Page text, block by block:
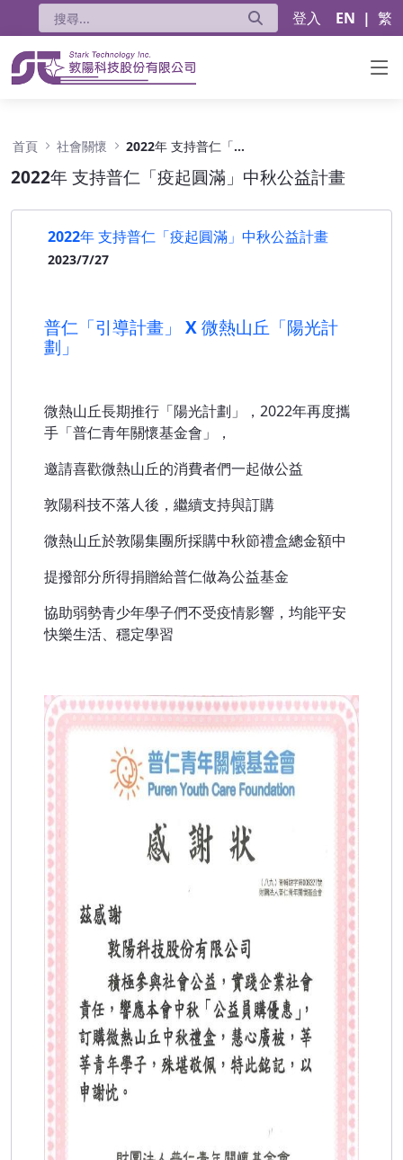
登入 EN | 繁
首頁 社會關懷 2022年 支持普仁「疫起圓滿」中秋公益計畫
2022年 支持普仁「疫起圓滿」中秋公益計畫
2022年 支持普仁「疫起圓滿」中秋公益計畫
2023/7/27
普仁「引導計畫」 X 微熱山丘「陽光計
劃」
微熱山丘長期推行「陽光計劃」，2022年再度攜
手「普仁青年關懷基金會」，
邀請喜歡微熱山丘的消費者們一起做公益
敦陽科技不落人後，繼續支持與訂購
微熱山丘於敦陽集團所採購中秋節禮盒總金額中
提撥部分所得捐贈給普仁做為公益基金
協助弱勢青少年學子們不受疫情影響，均能平安
快樂生活、穩定學習